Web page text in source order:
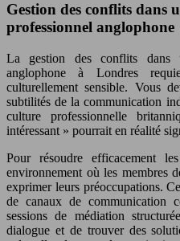
Gestion des conflits dans
professionnel anglophone
La gestion des conflits dans
anglophone à Londres
culturellement sensible. Vous
subtilités de la communication
culture professionnelle
intéressant » pourrait en réalité
Pour résoudre efficacement
environnement où les membres
exprimer leurs préoccupations.
de canaux de communication
sessions de médiation
dialogue et de trouver des